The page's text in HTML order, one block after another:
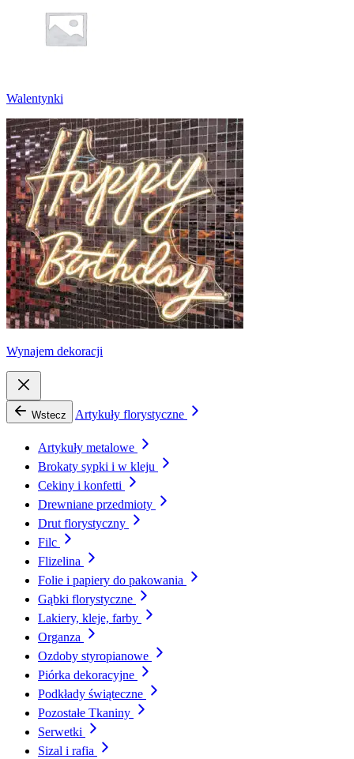
Walentynki
Wynajem dekoracji
Wstecz Artykuły florystyczne
Artykuły metalowe
Brokaty sypki i w kleju
Cekiny i konfetti
Drewniane przedmioty
Drut florystyczny
Filc
Flizelina
Folie i papiery do pakowania
Gąbki florystyczne
Lakiery, kleje, farby
Organza
Ozdoby styropianowe
Piórka dekoracyjne
Podkłady świąteczne
Pozostałe Tkaniny
Serwetki
Sizal i rafia